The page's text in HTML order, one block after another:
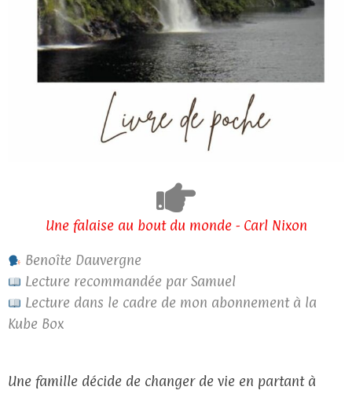
Une falaise au bout du monde - Carl Nixon
Benoîte Dauvergne
Lecture recommandée par Samuel
Lecture dans le cadre de mon abonnement à la
Kube Box
Une famille décide de changer de vie en partant à